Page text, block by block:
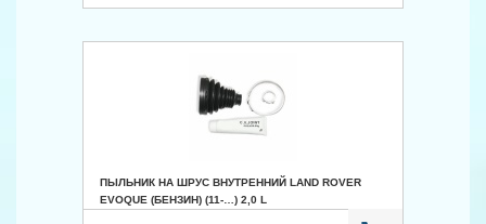
ПЫЛЬНИК НА ШРУС ВНУТРЕННИЙ LAND ROVER
EVOQUE (БЕНЗИН) (11-…) 2,0 L